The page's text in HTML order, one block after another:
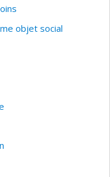
objet social